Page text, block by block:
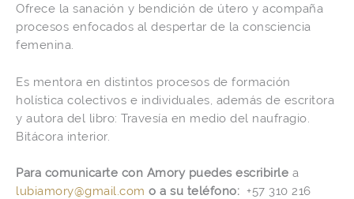
Ofrece la sanación y bendición de útero y acompaña
procesos enfocados al despertar de la consciencia
femenina.
Es mentora en distintos procesos de formación
holística colectivos e individuales, además de escritora
y autora del libro: Travesía en medio del naufragio.
Bitácora interior.
Para comunicarte con Amory puedes escribirle a
lubiamory@gmail.com o a su teléfono: +57 310 216